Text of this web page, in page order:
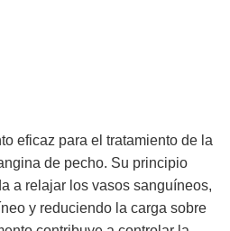
eficaz para el tratamiento de la
de pecho. Su principio
a relajar los vasos sanguíneos,
y reduciendo la carga sobre